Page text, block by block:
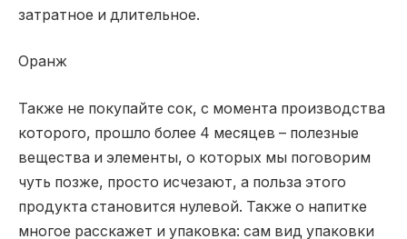
затратное и длительное.
Оранж
Также не покупайте сок, с момента производства
которого, прошло более 4 месяцев – полезные
вещества и элементы, о которых мы поговорим
чуть позже, просто исчезают, а польза этого
продукта становится нулевой. Также о напитке
многое расскажет и упаковка: сам вид упаковки